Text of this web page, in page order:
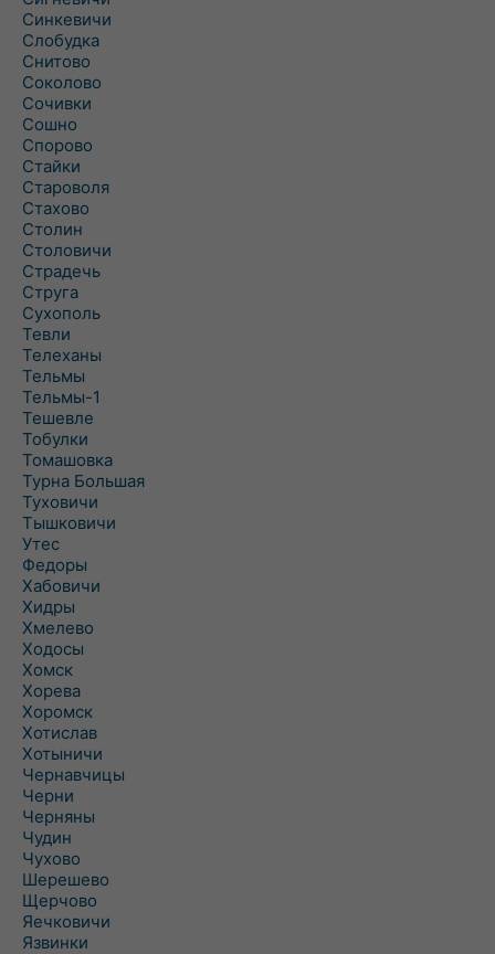
Синкевичи
Слобудка
Снитово
Соколово
Сочивки
Сошно
Спорово
Стайки
Староволя
Стахово
Столин
Столовичи
Страдечь
Струга
Сухополь
Тевли
Телеханы
Тельмы
Тельмы-1
Тешевле
Тобулки
Томашовка
Турна Большая
Туховичи
Тышковичи
Утес
Федоры
Хабовичи
Хидры
Хмелево
Ходосы
Хомск
Хорева
Хоромск
Хотислав
Хотыничи
Чернавчицы
Черни
Черняны
Чудин
Чухово
Шерешево
Щерчово
Яечковичи
Язвинки